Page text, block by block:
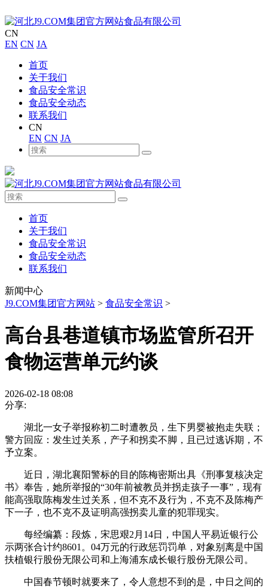
CN
EN CN JA
首页
关于我们
食品安全常识
食品安全动态
联系我们
CN
EN CN JA
首页
关于我们
食品安全常识
食品安全动态
联系我们
新闻中心
J9.COM集团官方网站 > 食品安全常识 >
高台县巷道镇市场监管所召开
食物运营单元约谈
2026-02-18 08:08
分享:
湖北一女子举报称初二时遭教员，生下男婴被抱走失联；
警方回应：发生过关系，产子和拐卖不脚，且已过逃诉期，不
予立案。
近日，湖北襄阳警标的目的陈梅密斯出具《刑事复核决定
书》奉告，她所举报的“30年前被教员并拐走孩子一事”，现有
能高强取陈梅发生过关系，但不克不及行为，不克不及陈梅产
下一子，也不克不及证明高强拐卖儿童的犯罪现实。
每经编纂：段炼，宋思艰2月14日，中国人平易近银行公
示两张合计约8601。04万元的行政惩罚罚单，对象别离是中国
扶植银行股份无限公司和上海浦东成长银行股份无限公司。
中国春节顿时就要来了，令人意想不到的是，中日之间的